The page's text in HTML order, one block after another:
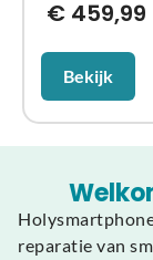
€459,99
Bekijk
reparatie van